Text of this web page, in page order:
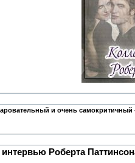
и очень самокритичный
Роберта